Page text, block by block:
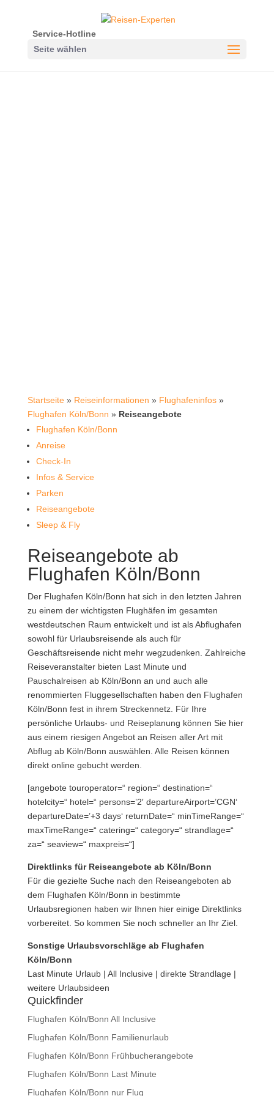
Service-Hotline
Seite wählen
Startseite» Reiseinformationen » Flughafeninfos»
Flughafen Köln/Bonn » Reiseangebote
Flughafen Köln/Bonn
Anreise
Check-In
Infos & Service
Parken
Reiseangebote
Sleep & Fly
Reiseangebote ab
Flughafen Köln/Bonn
Der Flughafen Köln/Bonn hat sich in den letzten Jahren
zu einem der wichtigsten Flughäfen im gesamten
westdeutschen Raum entwickelt und ist als Abflughafen
sowohl für Urlaubsreisende als auch für
Geschäftsreisende nicht mehr wegzudenken. Zahlreiche
Reiseveranstalter bieten Last Minute und
Pauschalreisen ab Köln/Bonn an und auch alle
renommierten Fluggesellschaften haben den Flughafen
Köln/Bonn fest in ihrem Streckennetz. Für Ihre
persönliche Urlaubs- und Reiseplanung können Sie hier
aus einem riesigen Angebot an Reisen aller Art mit
Abflug ab Köln/Bonn auswählen. Alle Reisen können
direkt online gebucht werden.
[angebote touroperator=“ region=“ destination=“
hotelcity=“ hotel=“ persons=’2′ departureAirport=’CGN‘
departureDate=’+3 days‘ returnDate=“ minTimeRange=“
maxTimeRange=“ catering=“ category=“ strandlage=“
za=“ seaview=“ maxpreis=“]
Direktlinks für Reiseangebote ab Köln/Bonn
Für die gezielte Suche nach den Reiseangeboten ab
dem Flughafen Köln/Bonn in bestimmte
Urlaubsregionen haben wir Ihnen hier einige Direktlinks
vorbereitet. So kommen Sie noch schneller an Ihr Ziel.
Sonstige Urlaubsvorschläge ab Flughafen
Köln/Bonn
Last Minute Urlaub | All Inclusive | direkte Strandlage |
weitere Urlaubsideen
Quickfinder
Flughafen Köln/Bonn All Inclusive
Flughafen Köln/Bonn Familienurlaub
Flughafen Köln/Bonn Frühbucherangebote
Flughafen Köln/Bonn Last Minute
Flughafen Köln/Bonn nur Flug